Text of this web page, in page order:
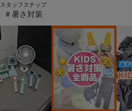
スタッフスナップ
＃暑さ対策